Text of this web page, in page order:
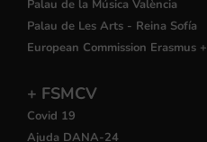
Palau de la Música València
Palau de Les Arts - Reina Sofía
European Commission Erasmus +
+ FSMCV
Covid 19
Ajuda DANA-24